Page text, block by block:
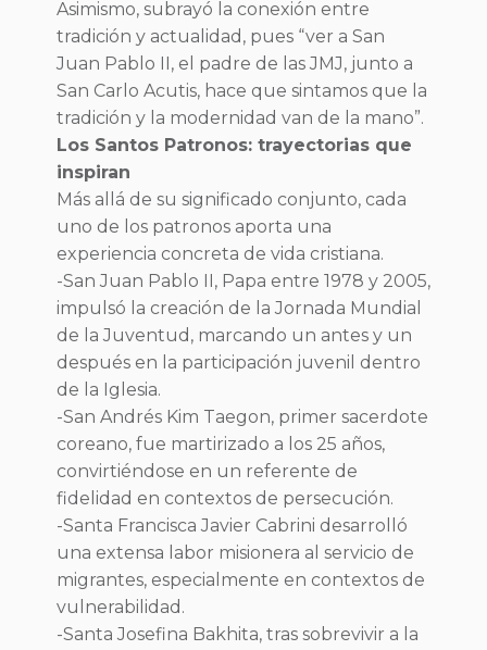
Asimismo, subrayó la conexión entre
tradición y actualidad, pues “ver a San
Juan Pablo II, el padre de las JMJ, junto a
San Carlo Acutis, hace que sintamos que la
tradición y la modernidad van de la mano”.
Los Santos Patronos: trayectorias que
inspiran
Más allá de su significado conjunto, cada
uno de los patronos aporta una
experiencia concreta de vida cristiana.
-San Juan Pablo II, Papa entre 1978 y 2005,
impulsó la creación de la Jornada Mundial
de la Juventud, marcando un antes y un
después en la participación juvenil dentro
de la Iglesia.
-San Andrés Kim Taegon, primer sacerdote
coreano, fue martirizado a los 25 años,
convirtiéndose en un referente de
fidelidad en contextos de persecución.
-Santa Francisca Javier Cabrini desarrolló
una extensa labor misionera al servicio de
migrantes, especialmente en contextos de
vulnerabilidad.
-Santa Josefina Bakhita, tras sobrevivir a la